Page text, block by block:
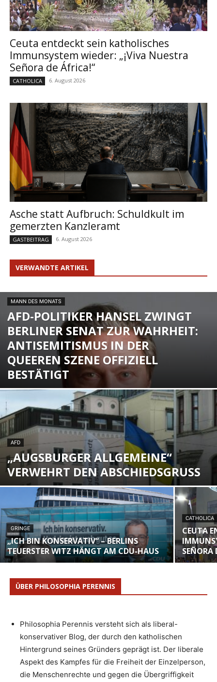
Ceuta entdeckt sein katholisches
Immunsystem wieder: „¡Viva Nuestra
Señora de África!“
CATHOLICA 6. August 2026
Asche statt Aufbruch: Schuldkult im
gemerzten Kanzleramt
GASTBEITRAG 6. August 2026
VERWANDTE ARTIKEL
MANN DES MONATS
AFD-POLITIKER HANSEL ZWINGT
BERLINER SENAT ZUR WAHRHEIT:
ANTISEMITISMUS IN DER
QUEEREN SZENE OFFIZIELL
BESTÄTIGT
AFD
„AUGSBURGER ALLGEMEINE“
VERWEHRT DEN ABSCHIEDSGRUSS
GRINGE
„ICH BIN KONSERVATIV“ – BERLINS
TEUERSTER WITZ HÄNGT AM CDU-HAUS
CATHOLICA
CEUTA
SEÑORA
ÜBER PHILOSOPHIA PERENNIS
Philosophia Perennis versteht sich als liberal-
konservativer Blog, der durch den katholischen
Hintergrund seines Gründers geprägt ist. Der liberale
Aspekt des Kampfes für die Freiheit der Einzelperson,
die Menschenrechte und gegen die Übergriffigkeit